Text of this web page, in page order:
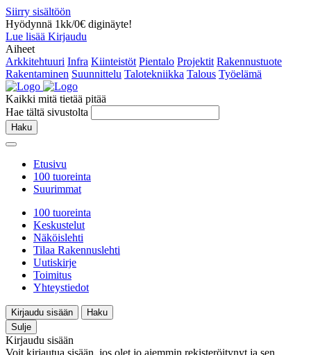
Siirry sisältöön
Hyödynnä 1kk/0€ diginäyte!
Lue lisää Kirjaudu
Aiheet
Arkkitehtuuri Infra Kiinteistöt Pientalo Projektit Rakennustuote
Rakentaminen Suunnittelu Talotekniikka Talous Työelämä
Kaikki mitä tietää pitää
Hae tältä sivustolta
Haku
Etusivu
100 tuoreinta
Suurimmat
100 tuoreinta
Keskustelut
Näköislehti
Tilaa Rakennuslehti
Uutiskirje
Toimitus
Yhteystiedot
Kirjaudu sisään
Haku
Sulje
Kirjaudu sisään
Voit kirjautua sisään, jos olet jo aiemmin rekisteröitynyt ja sen